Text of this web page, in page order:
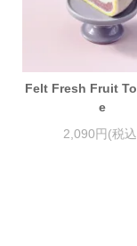
Felt Fresh Fruit
e
2,090円(税